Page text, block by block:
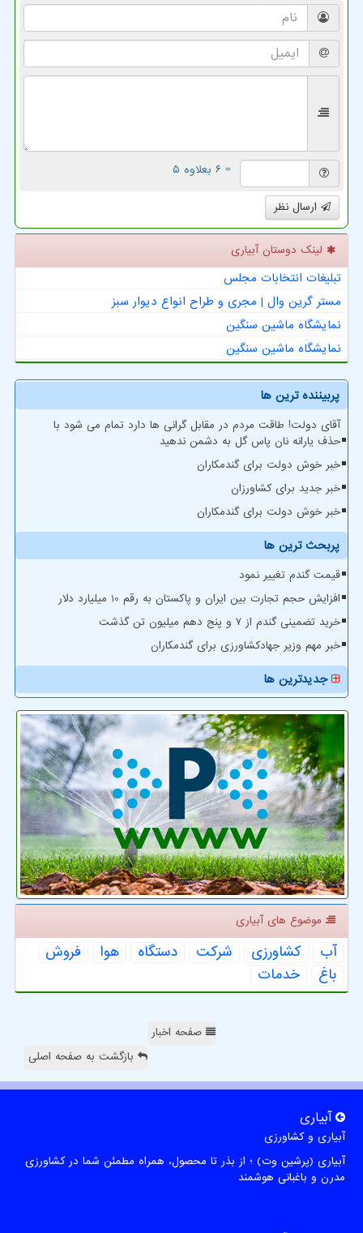
= ۶ بعلاوه ۵
ارسال نظر
لینک دوستان آبیاری
تبلیغات انتخابات مجلس
مستر گرین وال | مجری و طراح انواع دیوار سبز
نمایشگاه ماشین سنگین
نمایشگاه ماشین سنگین
پربیننده ترین ها
آقای دولت! طاقت مردم در مقابل گرانی ها دارد تمام می شود با
حذف یارانه نان پاس گل به دشمن ندهید
خبر خوش دولت برای گندمکاران
خبر جدید برای کشاورزان
خبر خوش دولت برای گندمکاران
پربحث ترین ها
قیمت گندم تغییر نمود
افزایش حجم تجارت بین ایران و پاکستان به رقم 10 میلیارد دلار
خرید تضمینی گندم از ۷ و پنج دهم میلیون تن گذشت
خبر مهم وزیر جهادکشاورزی برای گندمکاران
جدیدترین ها
موضوع های آبیاری
آب كشاورزی شركت دستگاه هوا
فروش
باغ
خدمات
صفحه اخبار
بازگشت به صفحه اصلی
آبیاری
آبیاری و کشاورزی
آبیاری (پرشین وت) ؛ از بذر تا محصول، همراه مطمئن شما در کشاورزی
مدرن و باغبانی هوشمند